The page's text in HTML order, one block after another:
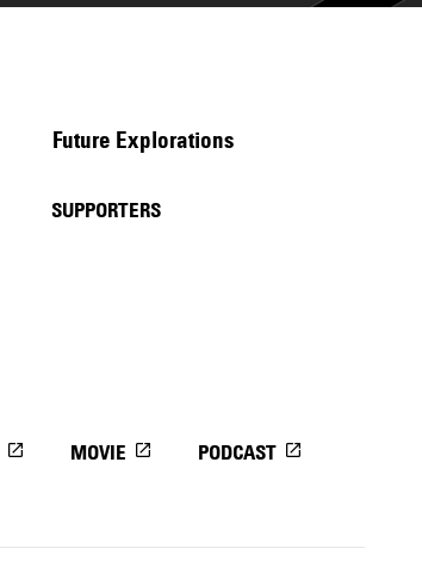
Future Explorations
SUPPORTERS
MOVIE PODCAST